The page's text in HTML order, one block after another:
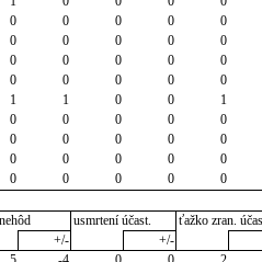
0 0 0 0 0
0 0 0 0 0
0 0 0 0 0
0 0 0 0 0
1 1 0 0 1
0 0 0 0 0
0 0 0 0 0
0 0 0 0 0
0 0 0 0 0
usmrtení účast. ťažko zran.
+/-
+/-